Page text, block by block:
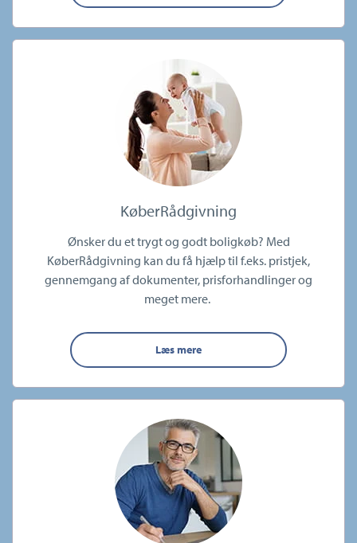
KøberRådgivning
Ønsker du et trygt og godt boligkøb? Med
KøberRådgivning kan du få hjælp til f.eks. pristjek,
gennemgang af dokumenter, prisforhandlinger og
meget mere.
Læs mere